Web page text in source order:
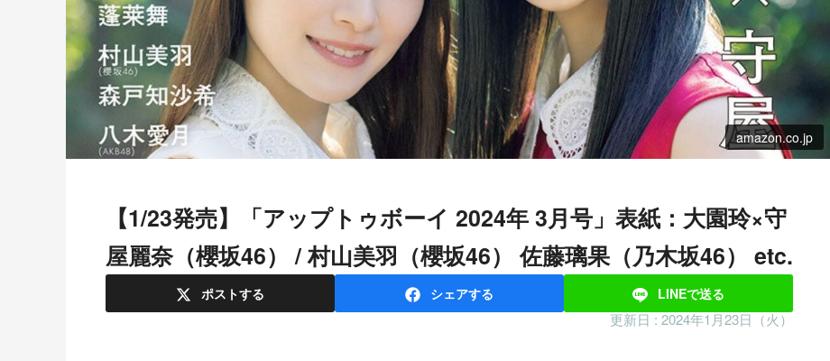
amazon.co.jp
【1/23発売】「アップトゥボーイ 2024年 3月号」表紙：大園玲×守
屋麗奈（櫻坂46） / 村山美羽（櫻坂46） 佐藤璃果（乃木坂46） etc.
ポストする シェアする LINEで送る
更新日 : 2024年1月23日（火）